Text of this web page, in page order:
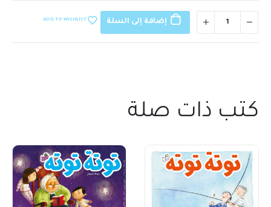
إضافة إلى السلة ADD TO WISHLIST
كتب ذات صلة